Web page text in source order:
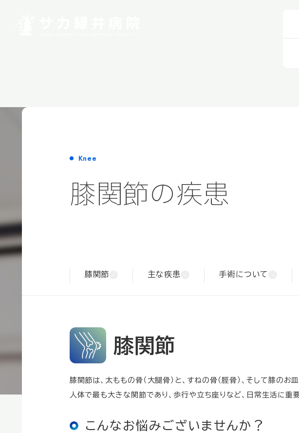
Knee
膝関節の疾患
膝関節 主な疾患 手術について
膝関節
膝関節は、太ももの骨（大腿骨）と、すねの骨（脛骨）、そして膝の
人体で最も大きな関節であり、歩行や立ち座りなど、日常生活に重
こんなお悩みございませんか？